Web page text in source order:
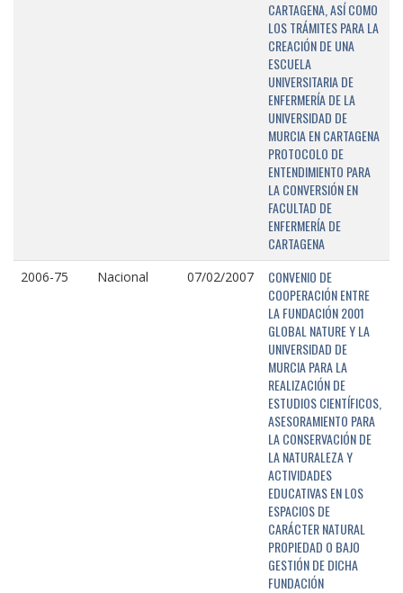
CARTAGENA, ASÍ COMO
LOS TRÁMITES PARA LA
CREACIÓN DE UNA
ESCUELA
UNIVERSITARIA DE
ENFERMERÍA DE LA
UNIVERSIDAD DE
MURCIA EN CARTAGENA
PROTOCOLO DE
ENTENDIMIENTO PARA
LA CONVERSIÓN EN
FACULTAD DE
ENFERMERÍA DE
CARTAGENA
2006-75 Nacional 07/02/2007
CONVENIO DE
COOPERACIÓN ENTRE
LA FUNDACIÓN 2001
GLOBAL NATURE Y LA
UNIVERSIDAD DE
MURCIA PARA LA
REALIZACIÓN DE
ESTUDIOS CIENTÍFICOS,
ASESORAMIENTO PARA
LA CONSERVACIÓN DE
LA NATURALEZA Y
ACTIVIDADES
EDUCATIVAS EN LOS
ESPACIOS DE
CARÁCTER NATURAL
PROPIEDAD O BAJO
GESTIÓN DE DICHA
FUNDACIÓN